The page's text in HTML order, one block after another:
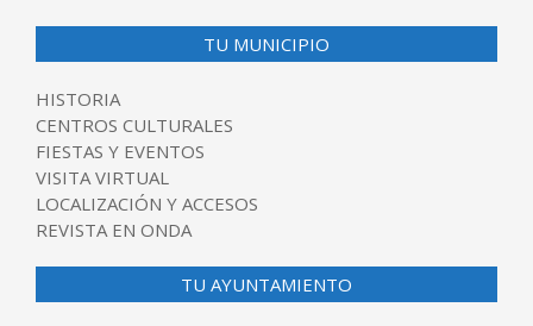
TU MUNICIPIO
HISTORIA
CENTROS CULTURALES
FIESTAS Y EVENTOS
VISITA VIRTUAL
LOCALIZACIÓN Y ACCESOS
REVISTA EN ONDA
TU AYUNTAMIENTO